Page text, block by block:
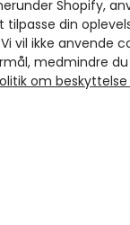
Shopify,
din
vil ikke anvende
medmindre
om